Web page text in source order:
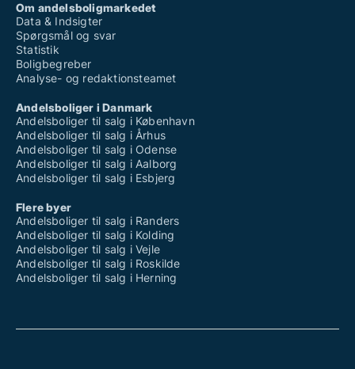
Om andelsboligmarkedet
Data & Indsigter
Spørgsmål og svar
Statistik
Boligbegreber
Analyse- og redaktionsteamet
Andelsboliger i Danmark
Andelsboliger til salg i København
Andelsboliger til salg i Århus
Andelsboliger til salg i Odense
Andelsboliger til salg i Aalborg
Andelsboliger til salg i Esbjerg
Flere byer
Andelsboliger til salg i Randers
Andelsboliger til salg i Kolding
Andelsboliger til salg i Vejle
Andelsboliger til salg i Roskilde
Andelsboliger til salg i Herning